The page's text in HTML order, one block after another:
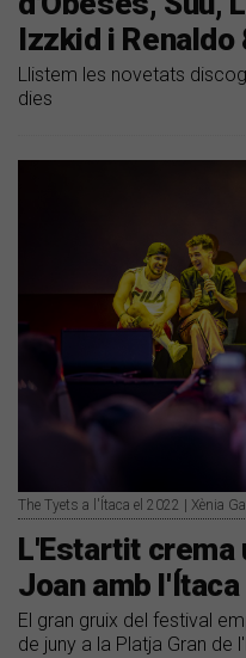
Izzkid i Renaldo
Llistem les novetats
dies
The Tyets a l'Ítaca el 2022 | Xènia
L'Estartit crema
Joan amb l'Ítaca
El gran gruix del festival
de juny a la Platja Gran de